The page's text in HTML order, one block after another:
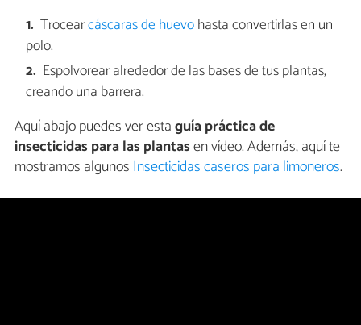
Trocearcáscaras de huevohasta convertirlas en un
polo.
Espolvorear alrededor de las bases de tus plantas,
creando una barrera.
Aquí abajo puedes ver estaguía práctica de
insecticidas para las plantasen vídeo. Además, aquí te
mostramos algunos Insecticidas caseros para limoneros.